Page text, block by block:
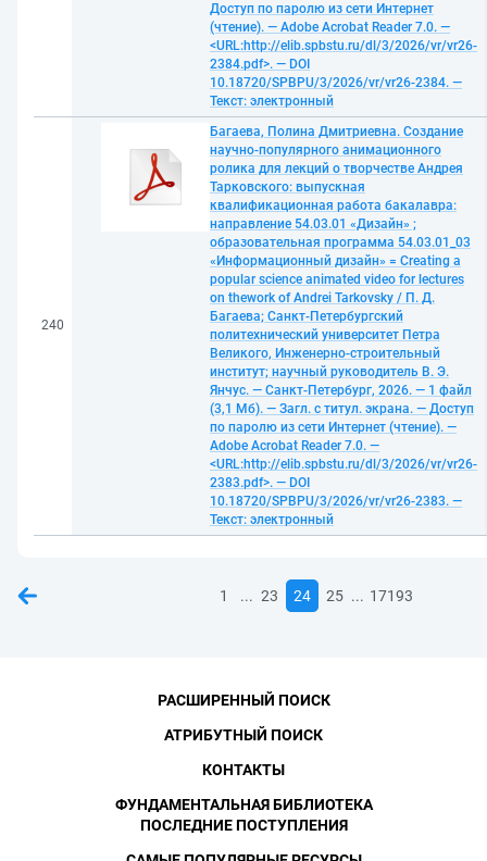
Доступ по паролю из сети Интернет
(чтение). — Adobe Acrobat Reader 7.0. —
<URL:http://elib.spbstu.ru/dl/3/2026/vr/vr26-
2384.pdf>. — DOI
10.18720/SPBPU/3/2026/vr/vr26-2384. —
Текст: электронный
240
Багаева, Полина Дмитриевна. Создание
научно-популярного анимационного
ролика для лекций о творчестве Андрея
Тарковского: выпускная
квалификационная работа бакалавра:
направление 54.03.01 «Дизайн» ;
образовательная программа 54.03.01_03
«Информационный дизайн» = Creating a
popular science animated video for lectures
on thework of Andrei Tarkovsky / П. Д.
Багаева; Санкт-Петербургский
политехнический университет Петра
Великого, Инженерно-строительный
институт; научный руководитель В. Э.
Янчус. — Санкт-Петербург, 2026. — 1 файл
(3,1 Мб). — Загл. с титул. экрана. — Доступ
по паролю из сети Интернет (чтение). —
Adobe Acrobat Reader 7.0. —
<URL:http://elib.spbstu.ru/dl/3/2026/vr/vr26-
2383.pdf>. — DOI
10.18720/SPBPU/3/2026/vr/vr26-2383. —
Текст: электронный
1 ... 23 24 25 ... 17193
РАСШИРЕННЫЙ ПОИСК
АТРИБУТНЫЙ ПОИСК
КОНТАКТЫ
ФУНДАМЕНТАЛЬНАЯ БИБЛИОТЕКА
ПОСЛЕДНИЕ ПОСТУПЛЕНИЯ